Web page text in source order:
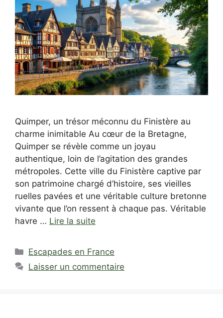
Quimper, un trésor méconnu du Finistère au
charme inimitable Au cœur de la Bretagne,
Quimper se révèle comme un joyau
authentique, loin de l’agitation des grandes
métropoles. Cette ville du Finistère captive par
son patrimoine chargé d’histoire, ses vieilles
ruelles pavées et une véritable culture bretonne
vivante que l’on ressent à chaque pas. Véritable
havre … Lire la suite
Catégories
Escapades en France
Laisser un commentaire